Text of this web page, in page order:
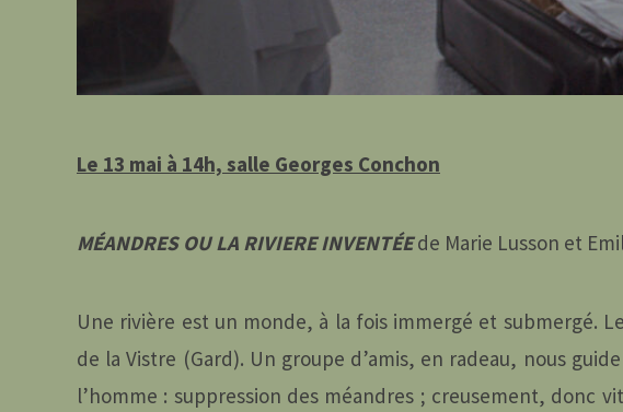
Le 13 mai à 14h, salle Georges Conchon
MÉANDRES OU LA RIVIERE INVENTÉEde Marie Lusson et
Une rivière est un monde, à la fois immergé et submergé.
de la Vistre (Gard). Un groupe d’amis, en radeau, nous
l’homme : suppression des méandres ; creusement, donc